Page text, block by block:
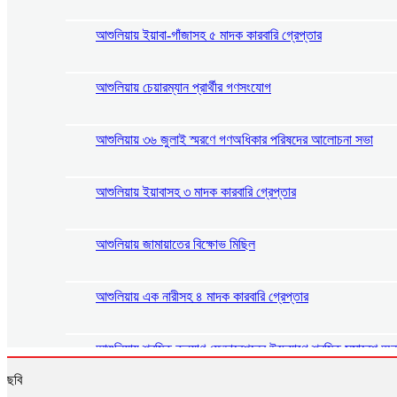
আশুলিয়ায় ইয়াবা-গাঁজাসহ ৫ মাদক কারবারি গ্রেপ্তার
আশুলিয়ায় চেয়ারম্যান প্রার্থীর গণসংযোগ
আশুলিয়ায় ৩৬ জুলাই স্মরণে গণঅধিকার পরিষদের আলোচনা সভা
আশুলিয়ায় ইয়াবাসহ ৩ মাদক কারবারি গ্রেপ্তার
আশুলিয়ায় জামায়াতের বিক্ষোভ মিছিল
আশুলিয়ায় এক নারীসহ ৪ মাদক কারবারি গ্রেপ্তার
আশুলিয়ায় শ্রমিক কল্যাণ ফেডারেশনের উদ্যোগে শ্রমিক সমাবেশ
ছবি